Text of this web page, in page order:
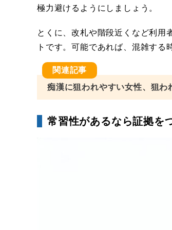
極力避けるようにしましょう。
とくに、改札や階段近くなど利用
トです。可能であれば、混雑する
痴漢に狙われやすい女性、狙わ
常習性があるなら証拠を